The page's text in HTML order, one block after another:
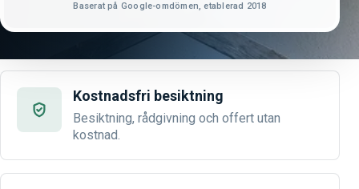
Baserat på Google-omdömen, etablerad 2018
Kostnadsfri besiktning
Besiktning, rådgivning och offert utan
kostnad.